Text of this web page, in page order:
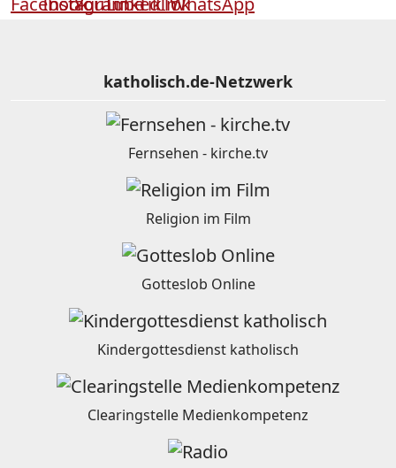
katholisch.de-Netzwerk
Fernsehen - kirche.tv
Religion im Film
Gotteslob Online
Kindergottesdienst katholisch
Clearingstelle Medienkompetenz